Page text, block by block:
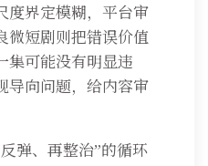
度界定模糊，平台审
微短剧则把错误价值
集可能没有明显违
导向问题，给内容审
、再整治”的循环